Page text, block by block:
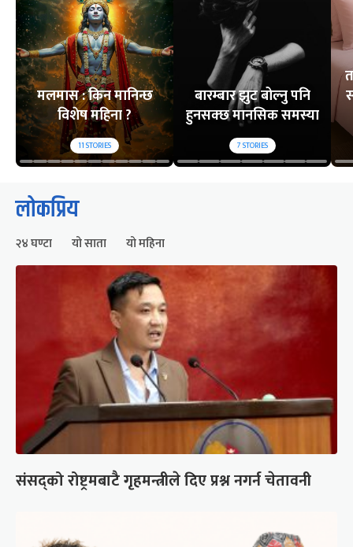
मलमास : किन मानिन्छ
विशेष महिना ?
11STORIES
बारम्बार झुट बोल्नु पनि
हुनसक्छ मानसिक समस्या
7STORIES
लोकप्रिय
२४ घण्टा यो साता यो महिना
संसद्को रोष्ट्रमबाटै गृहमन्त्रीले दिए प्रश्न नगर्न चेतावनी